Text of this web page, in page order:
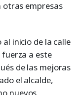
empresas
inicio de la calle
a este
de las mejoras
el alcalde,
nuevos